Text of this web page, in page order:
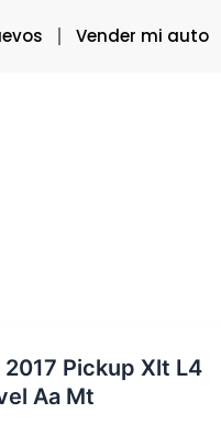
Vender mi auto
2017 Pickup Xlt L4
Aa Mt